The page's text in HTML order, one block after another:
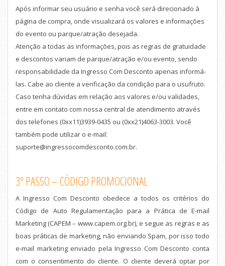
Após informar seu usuário e senha você será direcionado à
página de compra, onde visualizará os valores e informações
do evento ou parque/atração desejada.
Atenção a todas as informações, pois as regras de gratuidade
e descontos variam de parque/atração e/ou evento, sendo
responsabilidade da Ingresso Com Desconto apenas informá-
las. Cabe ao cliente a verificação da condição para o usufruto.
Caso tenha dúvidas em relação aos valores e/ou validades,
entre em contato com nossa central de atendimento através
dos telefones (0xx11)3939-0435 ou (0xx21)4063-3003. Você
também pode utilizar o e-mail:
suporte@ingressocomdesconto.com.br.
3º PASSO – CÓDIGO PROMOCIONAL
A Ingresso Com Desconto obedece a todos os critérios do
Código de Auto Regulamentação para a Prática de E-mail
Marketing (CAPEM – www.capem.org.br), e segue as regras e as
boas práticas de marketing, não enviando Spam, por isso todo
e-mail marketing enviado pela Ingresso Com Desconto conta
com o consentimento do cliente. O cliente deverá optar por